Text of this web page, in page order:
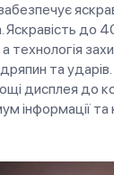
Яскравість до
технологія
та
дисплея до
інформації та